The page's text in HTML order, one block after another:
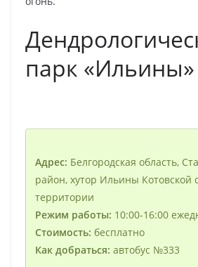
парк «Ильины»
Адрес: Белгородская область,
район, хутор Ильины Котовской
территории
Режим работы: 10:00-16:00
Стоимость: бесплатно
Как добраться: автобус №333